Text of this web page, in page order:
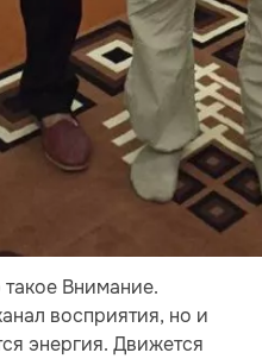
Внимание.
восприятия, но и
энергия. Движется